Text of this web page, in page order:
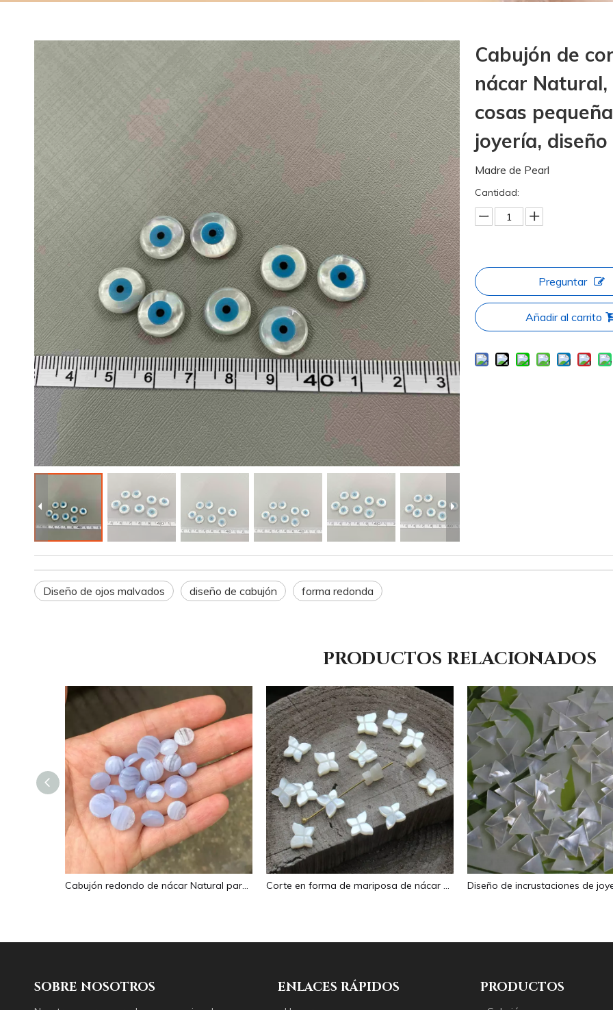
Cabujón de
nácar Natural,
cosas
joyería,
Madre de Pearl
Cantidad:
Preguntar
Añadir al carrito
Diseño de ojos malvados diseño de cabujón forma redonda
PRODUCTOS RELACIONADOS
Cabujón redondo de nácar Natural para fabricación de anillos, diseño de joyería de piedra azul, diseño de collar, incrustaciones de granos pequeños de cristal Corte en forma de mariposa de nácar Natural para diseño de collar, fabricación de frijoles pequeños, diseño de pulsera de doble cara, tamaño pequeño
SOBRE NOSOTROS ENLACES RÁPIDOS PRODUCTOS